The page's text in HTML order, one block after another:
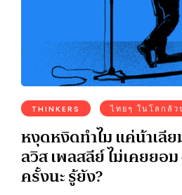
THINKERS ไทยๆ ในโลกล้ว
หงุดหงิดทำไม แค่น้าเลีย
ลวิส เพลสลีย์ ไม่เคยยอ
ครั้งนะ รู้ยัง?